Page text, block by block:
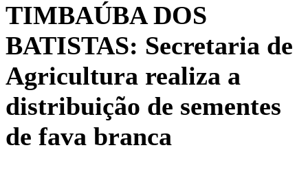
TIMBAÚBA DOS
BATISTAS: Secretaria de
Agricultura realiza a
distribuição de sementes
de fava branca